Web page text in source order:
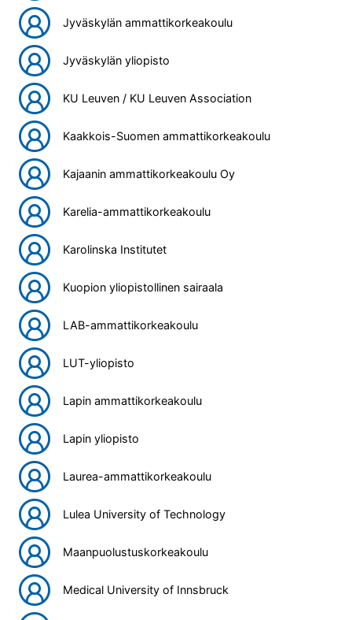
Jyväskylän ammattikorkeakoulu
Jyväskylän yliopisto
KU Leuven / KU Leuven Association
Kaakkois-Suomen ammattikorkeakoulu
Kajaanin ammattikorkeakoulu Oy
Karelia-ammattikorkeakoulu
Karolinska Institutet
Kuopion yliopistollinen sairaala
LAB-ammattikorkeakoulu
LUT-yliopisto
Lapin ammattikorkeakoulu
Lapin yliopisto
Laurea-ammattikorkeakoulu
Lulea University of Technology
Maanpuolustuskorkeakoulu
Medical University of Innsbruck